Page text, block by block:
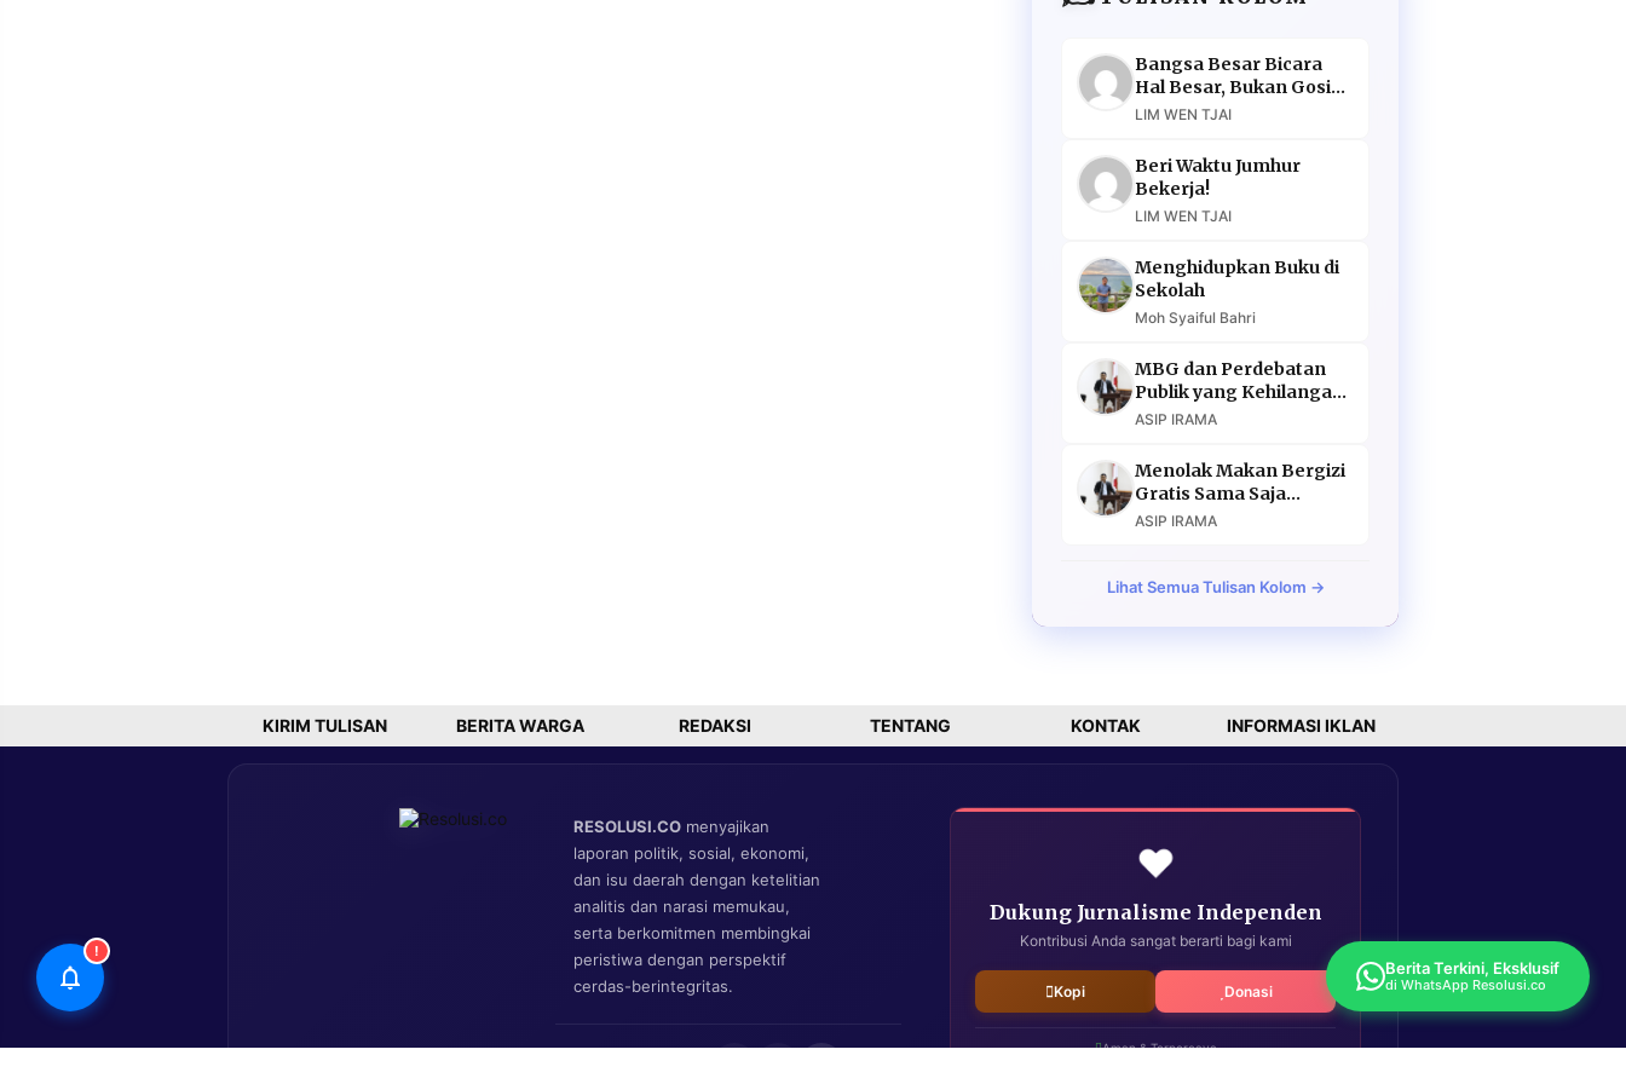
Bangsa Besar Bicara
Hal Besar, Bukan Gosip
Murahan
LIM WEN TJAI
Beri Waktu Jumhur
Bekerja!
LIM WEN TJAI
Menghidupkan Buku di
Sekolah
Moh Syaiful Bahri
MBG dan Perdebatan
Publik yang Kehilangan
Argumen
ASIP IRAMA
Menolak Makan Bergizi
Gratis Sama Saja
Menolak Masa Depan
ASIP IRAMA
Lihat Semua Tulisan Kolom →
KIRIM TULISAN BERITA WARGA REDAKSI TENTANG KONTAK INFORMASI IKLAN
RESOLUSI.CO menyajikan
laporan politik, sosial, ekonomi,
dan isu daerah dengan ketelitian
analitis dan narasi memukau,
serta berkomitmen membingkai
peristiwa dengan perspektif
cerdas-berintegritas.
❤️
Dukung Jurnalisme Independen
Kontribusi Anda sangat berarti bagi kami
Kopi Donasi
Aman & Terpercaya
!
Berita Terkini, Eksklusif
di WhatsApp Resolusi.co